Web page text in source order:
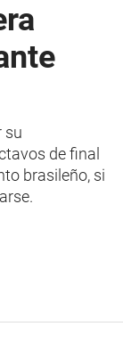
su
de final
brasileño, si